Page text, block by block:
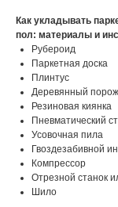
Как укладывать
пол: материалы и
Рубероид
Паркетная доска
Плинтус
Деревянный
Резиновая киянка
Пневматический
Усовочная пила
Гвоздезабивной
Компрессор
Отрезной станок
Шило